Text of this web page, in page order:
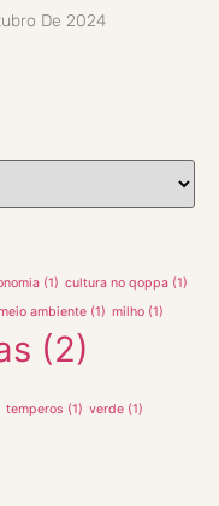
De 2024
(1) cultura no qoppa (1)
ambiente (1) milho (1)
(2)
temperos (1) verde (1)